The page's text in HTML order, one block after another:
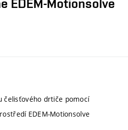
EDEM-Motionsolve
čelisťového drtiče pomocí
EDEM-Motionsolve